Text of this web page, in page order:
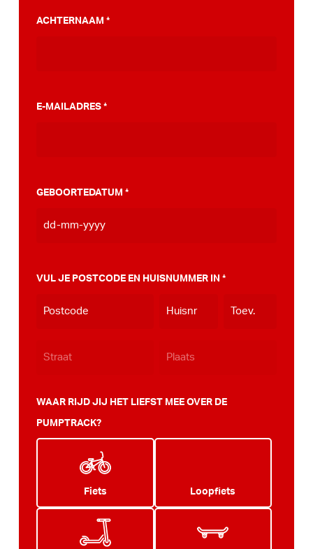
ACHTERNAAM *
E-MAILADRES *
GEBOORTEDATUM *
MM
JJJJ
VUL JE POSTCODE EN HUISNUMMER IN *
WAAR RIJD JIJ HET LIEFST MEE OVER DE
PUMPTRACK?
Fiets Loopfiets